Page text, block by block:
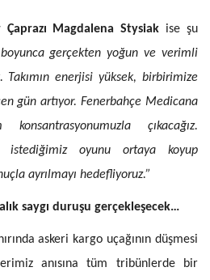
Çaprazı Magdalena Stysiak ise şu
gerçekten yoğun ve verimli
Takımın enerjisi yüksek, birbirimize
gün artıyor. Fenerbahçe Medicana
çıkacağız.
istediğimiz oyunu ortaya koyup
ayrılmayı hedefliyoruz.”
saygı duruşu gerçekleşecek…
askeri kargo uçağının düşmesi
anısına tüm tribünlerde bir